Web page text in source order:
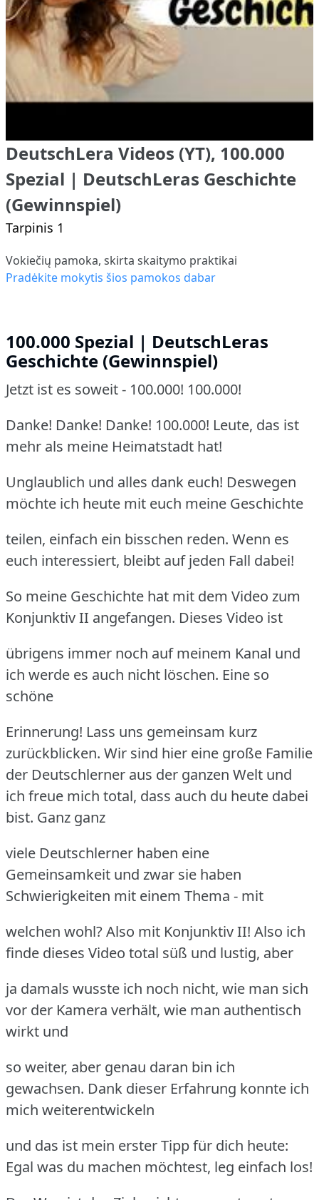
DeutschLera Videos (YT), 100.000
Spezial | DeutschLeras Geschichte
(Gewinnspiel)
Tarpinis 1
Vokiečių pamoka, skirta skaitymo praktikai
Pradėkite mokytis šios pamokos dabar
100.000 Spezial | DeutschLeras
Geschichte (Gewinnspiel)
Jetzt ist es soweit - 100.000! 100.000!
Danke! Danke! Danke! 100.000! Leute, das ist
mehr als meine Heimatstadt hat!
Unglaublich und alles dank euch! Deswegen
möchte ich heute mit euch meine Geschichte
teilen, einfach ein bisschen reden. Wenn es
euch interessiert, bleibt auf jeden Fall dabei!
So meine Geschichte hat mit dem Video zum
Konjunktiv II angefangen. Dieses Video ist
übrigens immer noch auf meinem Kanal und
ich werde es auch nicht löschen. Eine so
schöne
Erinnerung! Lass uns gemeinsam kurz
zurückblicken. Wir sind hier eine große Familie
der Deutschlerner aus der ganzen Welt und
ich freue mich total, dass auch du heute dabei
bist. Ganz ganz
viele Deutschlerner haben eine
Gemeinsamkeit und zwar sie haben
Schwierigkeiten mit einem Thema - mit
welchen wohl? Also mit Konjunktiv II! Also ich
finde dieses Video total süß und lustig, aber
ja damals wusste ich noch nicht, wie man sich
vor der Kamera verhält, wie man authentisch
wirkt und
so weiter, aber genau daran bin ich
gewachsen. Dank dieser Erfahrung konnte ich
mich weiterentwickeln
und das ist mein erster Tipp für dich heute:
Egal was du machen möchtest, leg einfach los!